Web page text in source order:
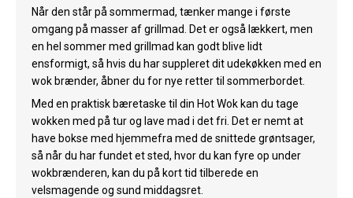
Når den står på sommermad, tænker mange i første
omgang på masser af grillmad. Det er også lækkert, men
en hel sommer med grillmad kan godt blive lidt
ensformigt, så hvis du har suppleret dit udekøkken med en
wok brænder, åbner du for nye retter til sommerbordet.
Med en praktisk bæretaske til din Hot Wok kan du tage
wokken med på tur og lave mad i det fri. Det er nemt at
have bokse med hjemmefra med de snittede grøntsager,
så når du har fundet et sted, hvor du kan fyre op under
wokbrænderen, kan du på kort tid tilberede en
velsmagende og sund middagsret.